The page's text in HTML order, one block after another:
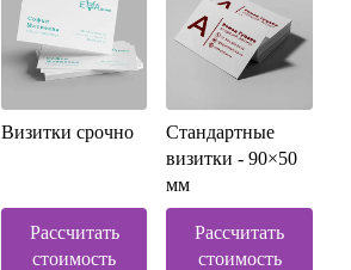
Визитки срочно
Рассчитать
стоимость
Стандартные
визитки - 90×50
мм
Рассчитать
стоимость